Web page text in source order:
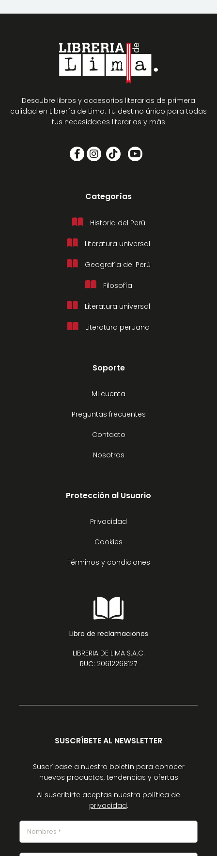
Descubre libros y accesorios literarios de primera
calidad en Librería de Lima. Tu destino único para todas
tus necesidades literarias y más
Categorías
Historia del Perú
Literatura universal
Geografía del Perú
Filosofía
Literatura universal
Literatura peruana
Soporte
Mi cuenta
Preguntas frecuentes
Contacto
Nosotros
Protección al Usuario
Privacidad
Cookies
Términos y condiciones
Libro de reclamaciones
LIBRERIA DE LIMA S.A.C.
RUC: 20612268127
SUSCRÍBETE AL NEWSLETTER
Suscríbase a nuestro boletín para conocer
nuevos productos, tendencias y ofertas
Al suscribirte aceptas nuestra política de
privacidad.